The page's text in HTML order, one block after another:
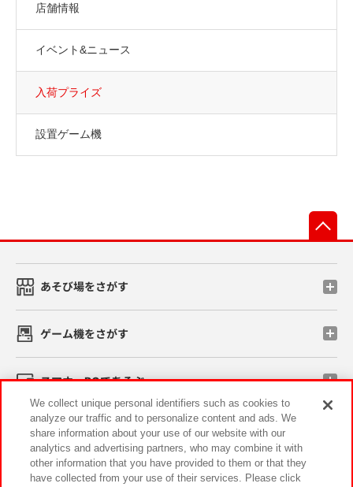
店舗情報
イベント&ニュース
入荷プライズ
設置ゲーム機
あそび場をさがす
ゲーム機をさがす
スマホ・PCであそぶ
イベント・キャンペーン
We collect unique personal identifiers such as cookies to
analyze our traffic and to personalize content and ads. We
share information about your use of our website with our
analytics and advertising partners, who may combine it with
other information that you have provided to them or that they
have collected from your use of their services. Please click